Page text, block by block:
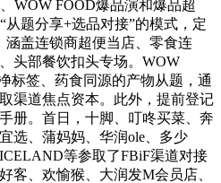
WOW FOOD爆品演和爆品超
题分享+选品对接”的模式，定
涵盖连锁商超便当店、零食连
头部餐饮扣头专场。WOW
标签、药食同源的产物从题，通
渠道焦点资本。此外，提前登记
册。首日，十脚、叮咚买菜、奔
选、蒲妈妈、华润ole、多少
等参取了FBiF渠道对接
客、欢愉猴、大润发M会员店、